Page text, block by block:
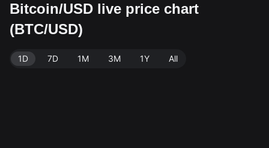
39.74. Bitcoin has a market capitalization of $1,305,58
0,836,616.54 and a circulating supply of 20.07M BTC.
Data source: Bitget Exchange. Last updated: 2026-08
Bitcoin/USD live price chart
(BTC/USD)
1D 7D 1M 3M 1Y All